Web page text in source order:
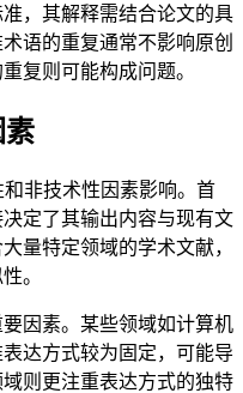
，其解释需结合论文的具
语的重复通常不影响原创
复则可能构成问题。
非技术性因素影响。首
定了其输出内容与现有文
量特定领域的学术文献，
。
因素。某些领域如计算机
达方式较为固定，可能导
则更注重表达方式的独特